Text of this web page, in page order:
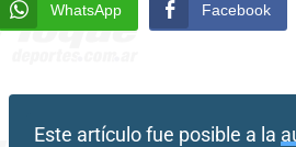
WhatsApp Facebook
Este artículo fue posible a la